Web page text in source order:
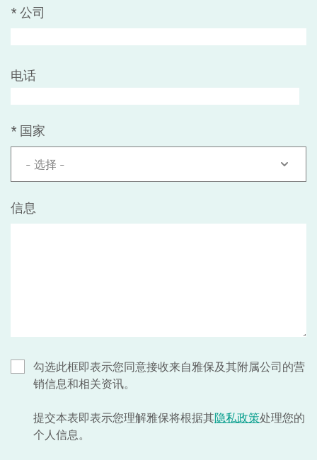
* 公司
电话
* 国家
- 选择 -
信息
勾选此框即表示您同意接收来自雅保及其附属公司的营
销信息和相关资讯。
提交本表即表示您理解雅保将根据其隐私政策处理您的
个人信息。